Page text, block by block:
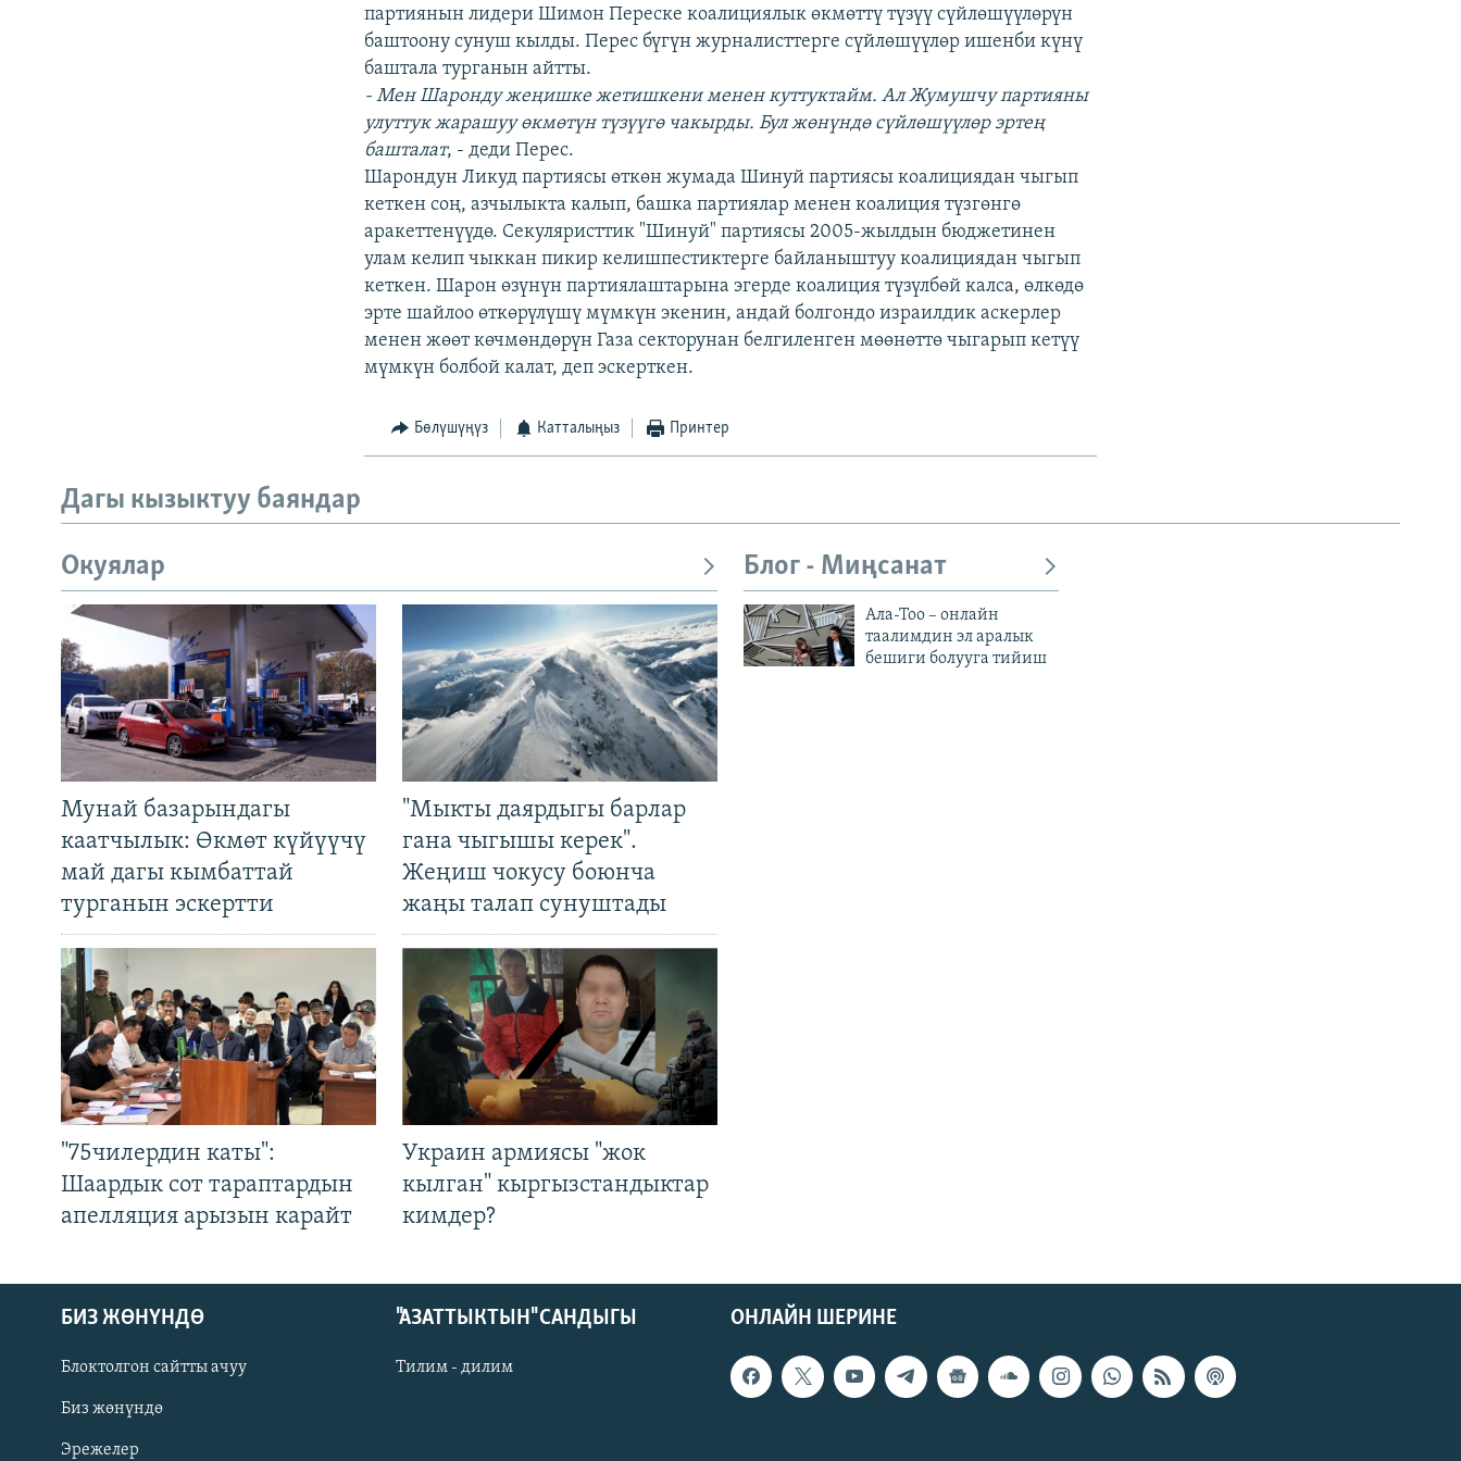
Русский
партиянын лидери Шимон Переске коалициялык өкмөттү түзүү сүйлөшүүлөрүн
баштоону сунуш кылды. Перес бүгүн журналисттерге сүйлөшүүлөр ишенби күнү
баштала турганын айтты.
- Мен Шаронду жеңишке жетишкени менен куттуктайм. Ал Жумушчу партияны
улуттук жарашуу өкмөтүн түзүүгө чакырды. Бул жөнүндө сүйлөшүүлөр эртең
башталат, - деди Перес.
Шарондун Ликуд партиясы өткөн жумада Шинуй партиясы коалициядан чыгып
кеткен соң, азчылыкта калып, башка партиялар менен коалиция түзгөнгө
аракеттенүүдө. Секуляристтик "Шинуй" партиясы 2005-жылдын бюджетинен
улам келип чыккан пикир келишпестиктерге байланыштуу коалициядан чыгып
кеткен. Шарон өзүнүн партиялаштарына эгерде коалиция түзүлбөй калса, өлкөдө
эрте шайлоо өткөрүлүшү мүмкүн экенин, андай болгондо израилдик аскерлер
менен жөөт көчмөндөрүн Газа секторунан белгиленген мөөнөттө чыгарып кетүү
мүмкүн болбой калат, деп эскерткен.
Бөлүшүңүз Катталыңыз Принтер
Дагы кызыктуу баяндар
Окуялар
Мунай базарындагы
каатчылык: Өкмөт күйүүчү
май дагы кымбаттай
турганын эскертти
"Мыкты даярдыгы барлар
гана чыгышы керек".
Жеңиш чокусу боюнча
жаңы талап сунуштады
"75чилердин каты":
Шаардык сот тараптардын
апелляция арызын карайт
Украин армиясы "жок
кылган" кыргызстандыктар
кимдер?
Блог - Миңсанат
Ала-Тоо – онлайн
таалимдин эл аралык
бешиги болууга тийиш
ОНЛАЙН ШЕРИНЕ
БИЗ ЖӨНҮНДӨ
Блоктолгон сайтты ачуу
Биз жөнүндө
Эрежелер
"АЗАТТЫКТЫН" САНДЫГЫ
Тилим - дилим